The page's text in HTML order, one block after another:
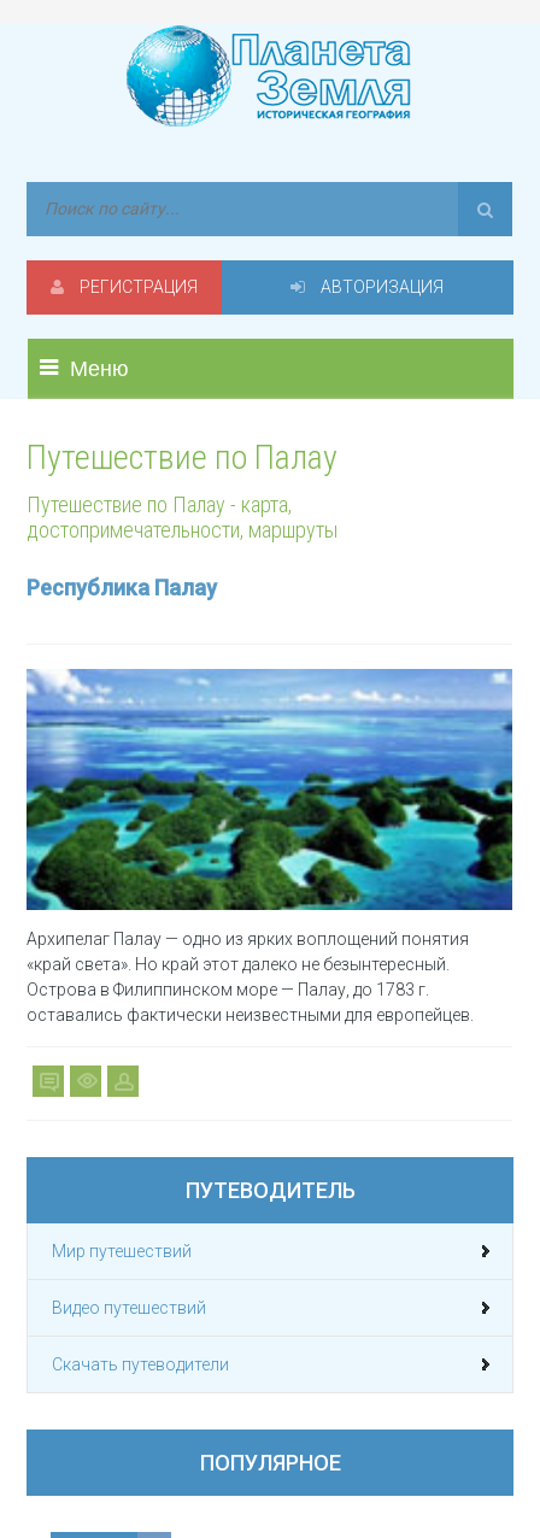
АВТОРИЗАЦИЯ
РЕГИСТРАЦИЯ
Меню
Путешествие по Палау
Путешествие по Палау - карта,
достопримечательности, маршруты
Республика Палау
Архипелаг Палау — одно из ярких воплощений понятия
«край света». Но край этот далеко не безынтересный.
Острова в Филиппинском море — Палау, до 1783 г.
оставались фактически неизвестными для европейцев.
ПУТЕВОДИТЕЛЬ
Мир путешествий
Видео путешествий
Скачать путеводители
ПОПУЛЯРНОЕ